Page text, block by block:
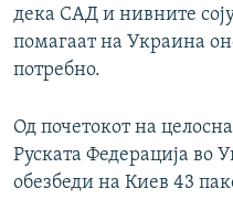
дека САД и нивните
помагаат на Украина
потребно.
Од почетокот на
Руската Федерација во
обезбеди на Киев 43